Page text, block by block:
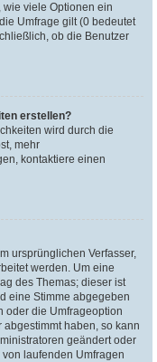
wie viele Optionen ein
Umfrage gilt (0 bedeutet
ob die Benutzer
erstellen?
wird durch die
mehr
kontaktiere einen
ursprünglichen Verfasser,
werden. Um eine
des Themas; dieser ist
eine Stimme abgegeben
oder die Umfrageoption
haben, so kann
geändert oder
laufenden Umfragen